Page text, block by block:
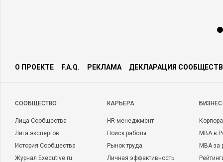
О ПРОЕКТЕ F.A.Q. РЕКЛАМА ДЕКЛАРАЦИЯ
CООБЩЕСТВО
Лица Сообщества
Лига экспертов
История Сообщества
Журнал Executive.ru
КАРЬЕРА
HR-менеджмент
Поиск работы
Рынок труда
Личная эффективность
MBA в
MBA